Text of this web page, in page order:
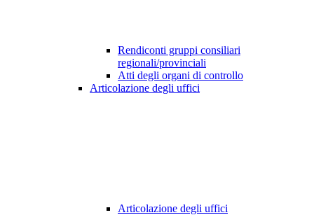
Rendiconti gruppi consiliari
regionali/provinciali
Atti degli organi di controllo
Articolazione degli uffici
Articolazione degli uffici